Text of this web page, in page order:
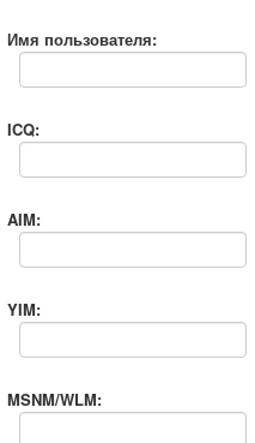
Имя пользователя:
ICQ:
AIM:
YIM:
MSNM/WLM: